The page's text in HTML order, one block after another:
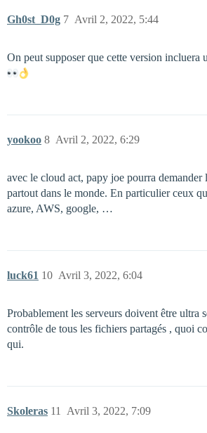
Gh0st_D0g Avril 2, 2022, 5:44
7
On peut supposer que cette version incluera
yookoo Avril 2, 2022, 6:29
8
avec le cloud act, papy joe pourra demander
partout dans le monde. En particulier ceux
azure, AWS, google, …
luck61 Avril 3, 2022, 6:04
10
Probablement les serveurs doivent être ultra
contrôle de tous les fichiers partagés , quoi
qui.
Skoleras Avril 3, 2022, 7:09
11